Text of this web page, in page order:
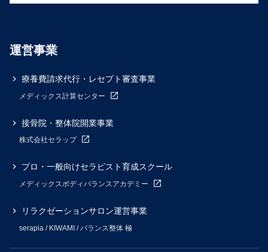
運営事業
療養費請求代行・レセプト審査事業
メディックス計算センター
接骨院・整体院開業事業
株式会社セラップ
プロ・一般向けセラピスト育成スクール
メディックスボディバランスアカデミー
リラクゼーションサロン運営事業
serapia / KIWAMI / バランス整体 極